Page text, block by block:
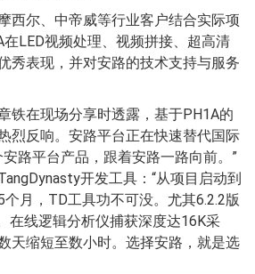
西尔、中帝威等行业客户结合实际项
在LED视频处理、视频拼接、超高清
秀表现，并对安路的技术支持与服务
铁在现场分享时透露，基于PH1A的
烈反响。安路平台正在快速替代国际
路平台产品，跟着安路一路向前。”
开发工具：“从项目启动到
月，TD工具功不可没。尤其6.2.2版
在线逻辑分析仪捕获深度达16K采
天缩短至数小时。选择安路，就是选